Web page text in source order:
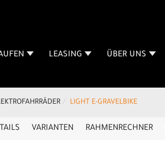
LEASING ÜBER UNS
LIGHT E-GRAVELBIKE
VARIANTEN RAHMENRECHNER